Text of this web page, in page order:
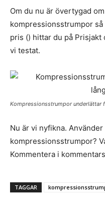
Om du nu är övertygad
kompressionsstrumpor
pris () hittar du på Prisjakt
vi testat.
Kompressionsstrumpor underlättar
Nu är vi nyfikna.
kompressionsstrumpor?
Kommentera i
TAGGAR